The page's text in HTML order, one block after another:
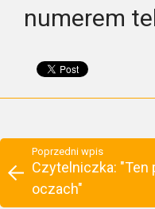
numerem
Poprzedni wpis
Czytelniczka:
oczach"